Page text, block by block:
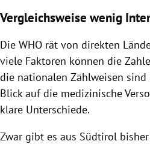
Vergleichsweise wenig
Die WHO rät von direkten
viele Faktoren können die
die nationalen Zählweisen sind
Blick auf die medizinische
klare Unterschiede.
Zwar gibt es aus Südtirol